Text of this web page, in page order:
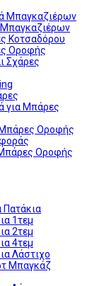
Μπαγκαζιέρων
Κοτσαδόρου
Οροφής
Σχάρες
για Μπάρες
Οροφής
Οροφής
Πατάκια
1τεμ
2τεμ
4τεμ
Λάστιχο
Μπαγκάζ